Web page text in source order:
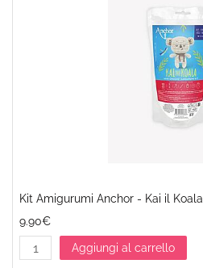
Kit Amigurumi Anchor - Kai il Koala
9.90€
Aggiungi al carrello